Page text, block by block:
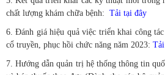
chất lượng khám chữa bệnh: Tải tại đây
6. Đánh giá hiệu quả việc triển khai công
cổ truyền, phục hồi chức năng năm 2023:
7. Hướng dẫn quản trị hệ thống thông tin